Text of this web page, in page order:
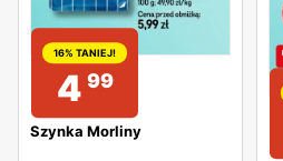
16% TANIEJ!
4 99
Szynka Morliny